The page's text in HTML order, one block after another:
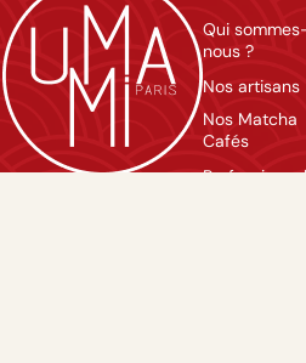
Qui
nous ?
Nos artisans
Nos Matcha
Cafés